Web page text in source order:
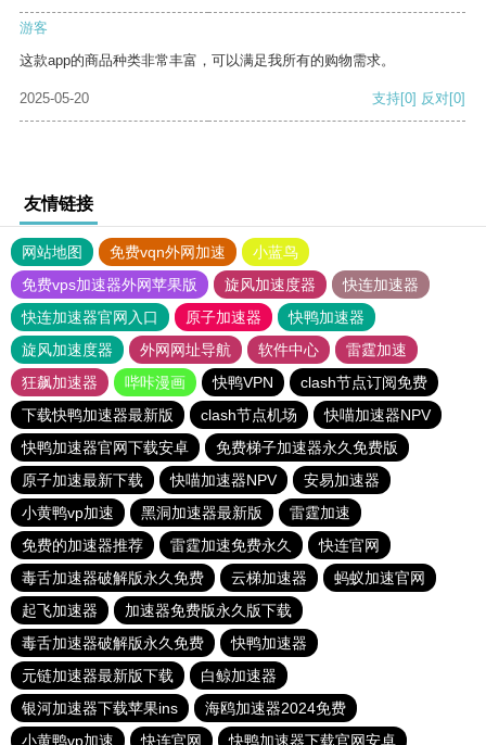
游客
这款app的商品种类非常丰富，可以满足我所有的购物需求。
2025-05-20 支持[0] 反对[0]
友情链接
网站地图 免费vqn外网加速
小蓝鸟
免费vps加速器外网苹果版
旋风加速度器
快连加速器
快连加速器官网入口
原子加速器
快鸭加速器
旋风加速度器
外网网址导航 软件中心
雷霆加速
狂飙加速器
哔咔漫画 快鸭VPN
clash节点订阅免费
下载快鸭加速器最新版
clash节点机场
快喵加速器NPV
快鸭加速器官网下载安卓
免费梯子加速器永久免费版
原子加速最新下载
快喵加速器NPV
安易加速器
小黄鸭vp加速
黑洞加速器最新版
雷霆加速
免费的加速器推荐
雷霆加速免费永久
快连官网
毒舌加速器破解版永久免费
云梯加速器
蚂蚁加速官网
起飞加速器
加速器免费版永久版下载
毒舌加速器破解版永久免费
快鸭加速器
元链加速器最新版下载
白鲸加速器
银河加速器下载苹果ins
海鸥加速器2024免费
小黄鸭vp加速
快连官网 快鸭加速器下载官网安卓